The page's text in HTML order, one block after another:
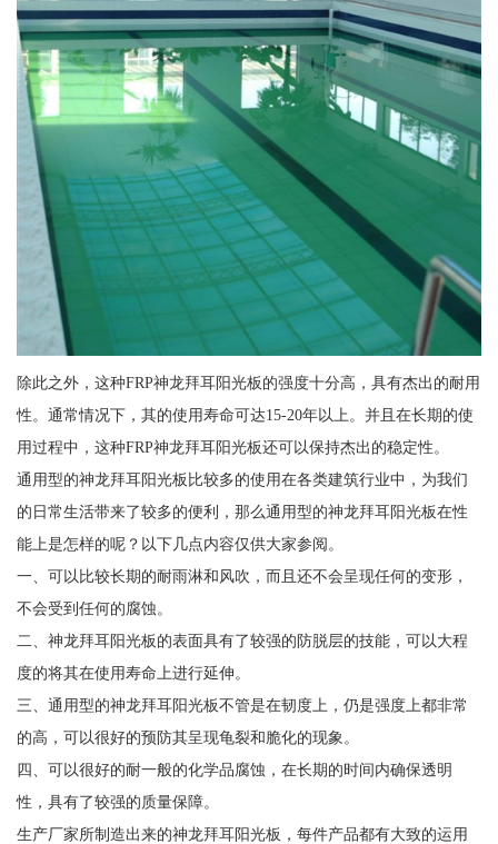
除此之外，这种FRP神龙拜耳阳光板的强度十分高，具有杰出的耐用
性。通常情况下，其的使用寿命可达15-20年以上。并且在长期的使
用过程中，这种FRP神龙拜耳阳光板还可以保持杰出的稳定性。
通用型的神龙拜耳阳光板比较多的使用在各类建筑行业中，为我们
的日常生活带来了较多的便利，那么通用型的神龙拜耳阳光板在性
能上是怎样的呢？以下几点内容仅供大家参阅。
一、可以比较长期的耐雨淋和风吹，而且还不会呈现任何的变形，
不会受到任何的腐蚀。
二、神龙拜耳阳光板的表面具有了较强的防脱层的技能，可以大程
度的将其在使用寿命上进行延伸。
三、通用型的神龙拜耳阳光板不管是在韧度上，仍是强度上都非常
的高，可以很好的预防其呈现龟裂和脆化的现象。
四、可以很好的耐一般的化学品腐蚀，在长期的时间内确保透明
性，具有了较强的质量保障。
生产厂家所制造出来的神龙拜耳阳光板，每件产品都有大致的运用